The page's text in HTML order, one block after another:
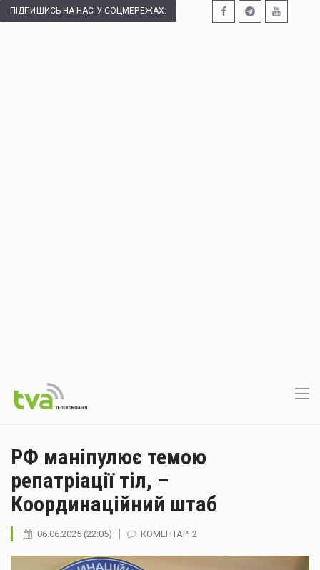
ПІДПИШИСЬ НА НАС У СОЦМЕРЕЖАХ:
РФ маніпулює темою
репатріації тіл, –
Координаційний штаб
06.06.2025 (22:05) КОМЕНТАРІ 2